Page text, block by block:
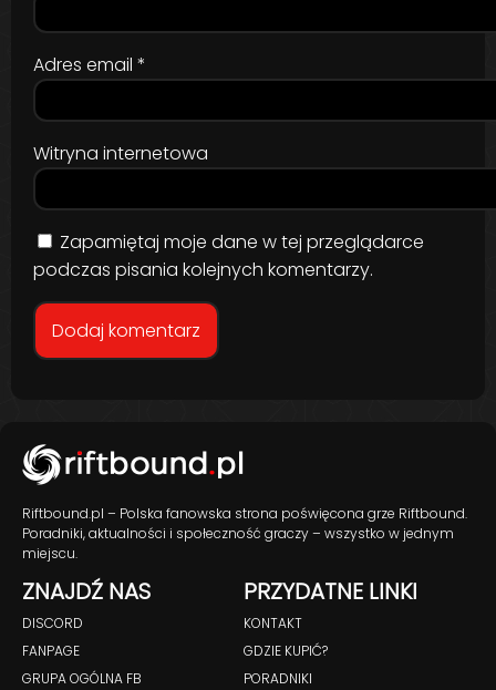
Adres email *
Witryna internetowa
Zapamiętaj moje dane w tej przeglądarce
podczas pisania kolejnych komentarzy.
Riftbound.pl – Polska fanowska strona poświęcona grze Riftbound.
Poradniki, aktualności i społeczność graczy – wszystko w jednym
miejscu.
ZNAJDŹ NAS
DISCORD
FANPAGE
GRUPA OGÓLNA FB
PRZYDATNE LINKI
KONTAKT
GDZIE KUPIĆ?
PORADNIKI